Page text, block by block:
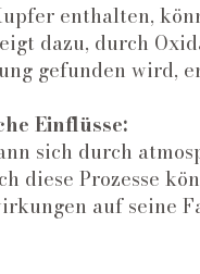
enthalten,
dazu, durch
gefunden wird,
Einflüsse:
sich durch
diese Prozesse
auf seine